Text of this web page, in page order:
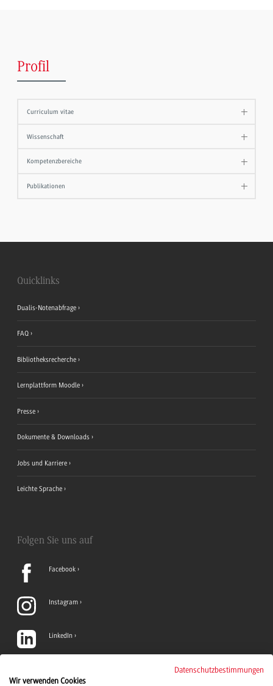
Profil
Curriculum vitae
Wissenschaft
Kompetenzbereiche
Publikationen
Quicklinks
Dualis-Notenabfrage
FAQ
Bibliotheksrecherche
Lernplattform Moodle
Presse
Dokumente & Downloads
Jobs und Karriere
Leichte Sprache
Folgen Sie uns auf
Facebook
Instagram
LinkedIn
Datenschutzbestimmungen
Wir verwenden Cookies